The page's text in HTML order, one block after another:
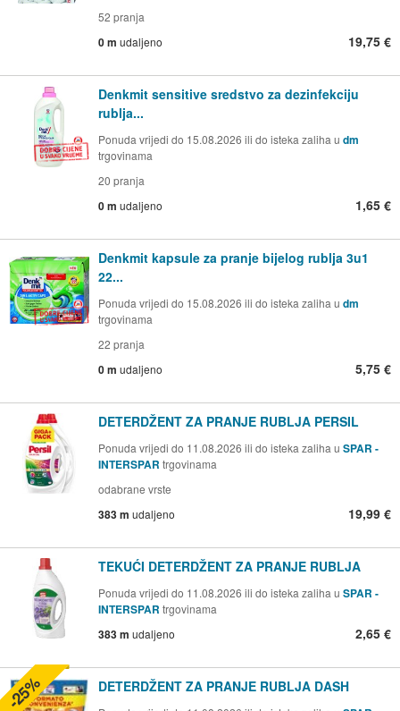
52 pranja
0 m udaljeno 19,75 €
Denkmit sensitive sredstvo za dezinfekciju
rublja...
Ponuda vrijedi do 15.08.2026 ili do isteka zaliha u dm
trgovinama
20 pranja
0 m udaljeno 1,65 €
Denkmit kapsule za pranje bijelog rublja 3u1
22...
Ponuda vrijedi do 15.08.2026 ili do isteka zaliha u dm
trgovinama
22 pranja
0 m udaljeno 5,75 €
DETERDŽENT ZA PRANJE RUBLJA PERSIL
Ponuda vrijedi do 11.08.2026 ili do isteka zaliha u SPAR -
INTERSPAR trgovinama
odabrane vrste
383 m udaljeno 19,99 €
TEKUĆI DETERDŽENT ZA PRANJE RUBLJA
Ponuda vrijedi do 11.08.2026 ili do isteka zaliha u SPAR -
INTERSPAR trgovinama
383 m udaljeno 2,65 €
DETERDŽENT ZA PRANJE RUBLJA DASH
-25%